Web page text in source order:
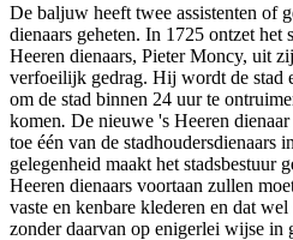
De baljuw heeft twee assistenten of
dienaars geheten. In 1725 ontzet het
Heeren dienaars, Pieter Moncy, uit
verfoeilijk gedrag. Hij wordt de stad
om de stad binnen 24 uur te
komen. De nieuwe 's Heeren
toe één van de stadhoudersdienaars
gelegenheid maakt het stadsbestuur
Heeren dienaars voortaan zullen
vaste en kenbare klederen en dat
zonder daarvan op enigerlei wijse in